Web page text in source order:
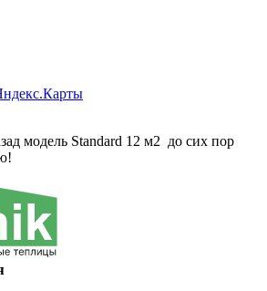
модель Standard 12 м2 до сих пор